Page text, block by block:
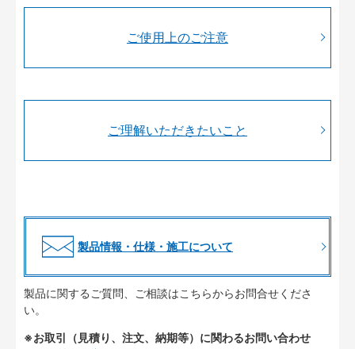
ご使用上のご注意
ご理解いただきたいこと
製品情報・仕様・施工について
製品に関するご質問、ご相談はこちらからお問合せくださ
い。
※お取引（見積り、注文、納期等）に関わるお問い合わせ